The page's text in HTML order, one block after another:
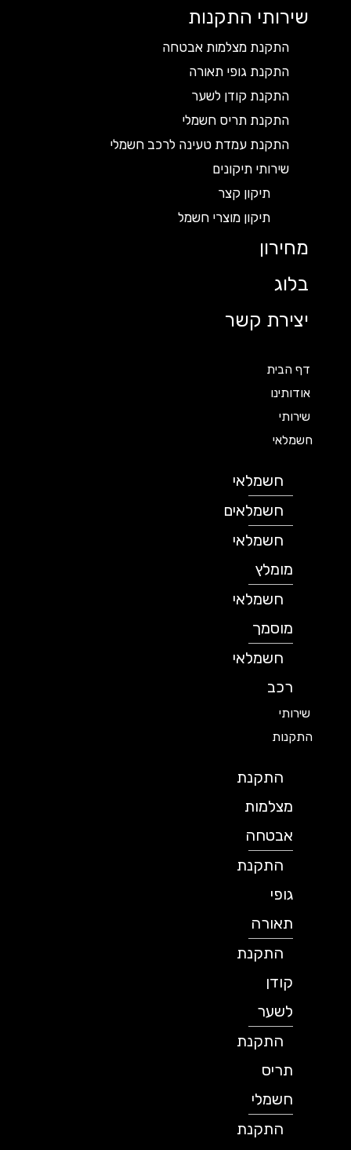
שירותי התקנות
התקנת מצלמות אבטחה
התקנת גופי תאורה
התקנת קודן לשער
התקנת תריס חשמלי
התקנת עמדת טעינה לרכב חשמלי
שירותי תיקונים
תיקון קצר
תיקון מוצרי חשמל
מחירון
בלוג
יצירת קשר
דף הבית
אודותינו
שירותי
חשמלאי
חשמלאי
חשמלאים
חשמלאי
מומלץ
חשמלאי
מוסמך
חשמלאי
שירותי
התקנות
התקנת
מצלמות
אבטחה
התקנת
תאורה
התקנת
לשער
התקנת
תריס
חשמלי
התקנת